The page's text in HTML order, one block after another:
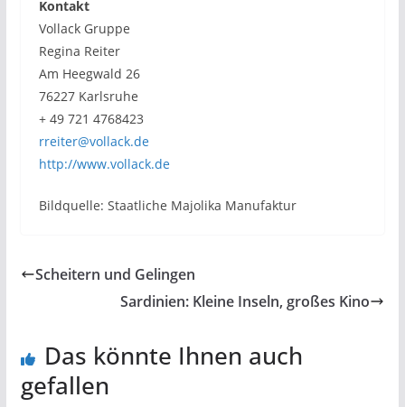
Kontakt
Vollack Gruppe
Regina Reiter
Am Heegwald 26
76227 Karlsruhe
+ 49 721 4768423
rreiter@vollack.de
http://www.vollack.de
Bildquelle: Staatliche Majolika Manufaktur
Scheitern und Gelingen
Sardinien: Kleine Inseln, großes Kino
Das könnte Ihnen auch
gefallen